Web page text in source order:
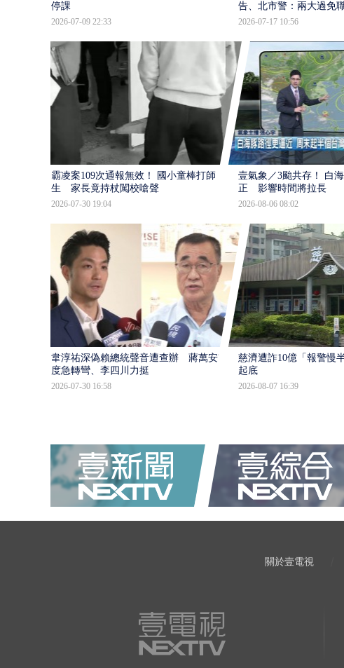
停課
2026-07-09 22:33
告、北市警：兩大過免
2026-07-17 10:56
霸凌案109次通報無效！ 國小童棒打師
生 家長竟持杖闖校嗆聲
2026-07-30 19:04
壹氣象／3颱共存！ 白
正 影響時間將拉長
2026-08-06 08:02
韋淳祐深偽賴總統聲音遭查辦 蔣萬安態
度急轉彎、李四川力挺
2026-07-30 16:58
慈濟遭詐10億「報警慢
起底
2026-08-07 16:39
關於壹電視